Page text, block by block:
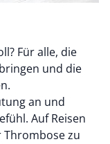
Für alle, die
und die
an und
Auf Reisen
Thrombose zu